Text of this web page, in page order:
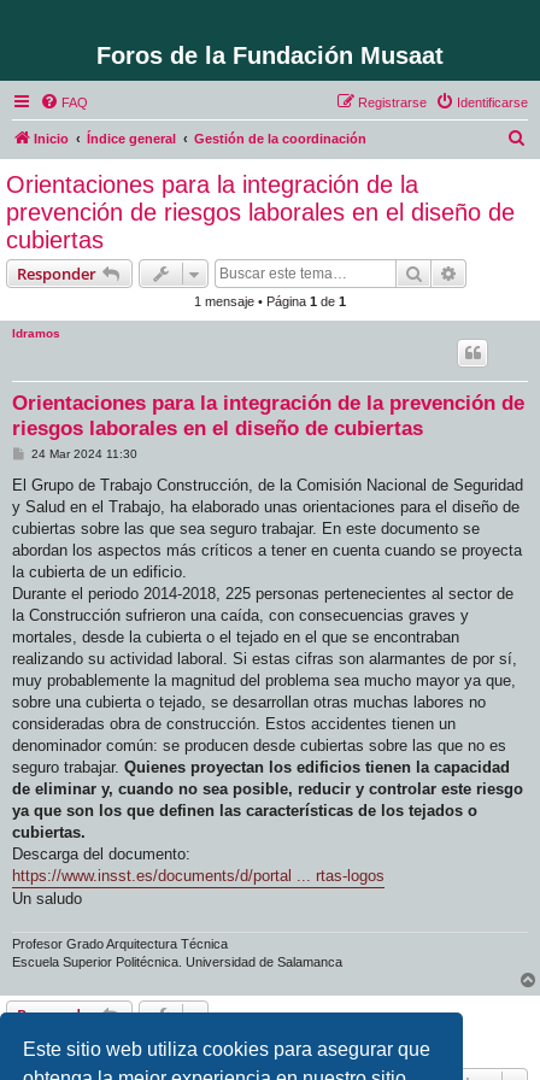
Este sitio web utiliza cookies para asegurar que
Foros de la Fundación Musaat
FAQ Identificarse
Registrarse
Inicio Índice general Gestión de la coordinación
Orientaciones para la integración de la
prevención de riesgos laborales en el diseño de
cubiertas
Responder Buscar
1 mensaje • Página 1 de 1
ldramos
Orientaciones para la integración de la prevención de
riesgos laborales en el diseño de cubiertas
M
n
a
j
24 Mar 2024 11:30
El Grupo de Trabajo Construcción, de la Comisión Nacional de Seguridad
y Salud en el Trabajo, ha elaborado unas orientaciones para el diseño de
cubiertas sobre las que sea seguro trabajar. En este documento se
abordan los aspectos más críticos a tener en cuenta cuando se proyecta
la cubierta de un edificio.
Durante el periodo 2014-2018, 225 personas pertenecientes al sector de
la Construcción sufrieron una caída, con consecuencias graves y
mortales, desde la cubierta o el tejado en el que se encontraban
realizando su actividad laboral. Si estas cifras son alarmantes de por sí,
muy probablemente la magnitud del problema sea mucho mayor ya que,
sobre una cubierta o tejado, se desarrollan otras muchas labores no
consideradas obra de construcción. Estos accidentes tienen un
denominador común: se producen desde cubiertas sobre las que no es
seguro trabajar. Quienes proyectan los edificios tienen la capacidad
de eliminar y, cuando no sea posible, reducir y controlar este riesgo
ya que son los que definen las características de los tejados o
cubiertas.
Descarga del documento:
https://www.insst.es/documents/d/portal ... rtas-logos
Un saludo
Profesor Grado Arquitectura Técnica
Escuela Superior Politécnica. Universidad de Salamanca
Responder
1 mensaje • Página de 1